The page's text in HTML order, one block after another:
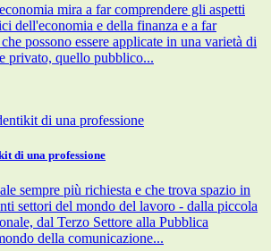
mira a far comprendere gli aspetti
dell'economia e della finanza e a far
possono essere applicate in una varietà di
privato, quello pubblico...
di una professione
sempre più richiesta e che trova spazio in
settori del mondo del lavoro - dalla piccola
dal Terzo Settore alla Pubblica
della comunicazione...